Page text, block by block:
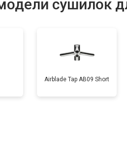
сушилок
Airblade Tap AB09 Short